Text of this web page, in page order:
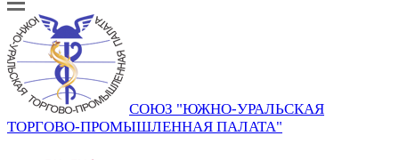
СОЮЗ "ЮЖНО-УРАЛЬСКАЯ
ТОРГОВО-ПРОМЫШЛЕННАЯ ПАЛАТА"